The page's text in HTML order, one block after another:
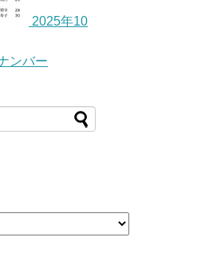
2025年10
ンバー